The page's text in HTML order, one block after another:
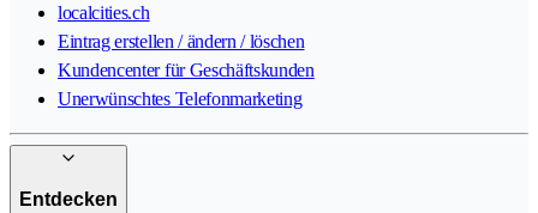
localcities.ch
Eintrag erstellen / ändern / löschen
Kundencenter für Geschäftskunden
Unerwünschtes Telefonmarketing
Entdecken